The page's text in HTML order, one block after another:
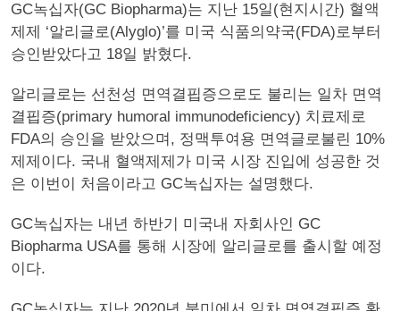
GC녹십자(GC Biopharma)는 지난 15일(현지시간) 혈액
제제 ‘알리글로(Alyglo)’를 미국 식품의약국(FDA)로부터
승인받았다고 18일 밝혔다.
알리글로는 선천성 면역결핍증으로도 불리는 일차 면역
결핍증(primary humoral immunodeficiency) 치료제로
FDA의 승인을 받았으며, 정맥투여용 면역글로불린 10%
제제이다. 국내 혈액제제가 미국 시장 진입에 성공한 것
은 이번이 처음이라고 GC녹십자는 설명했다.
GC녹십자는 내년 하반기 미국내 자회사인 GC
Biopharma USA를 통해 시장에 알리글로를 출시할 예정
이다.